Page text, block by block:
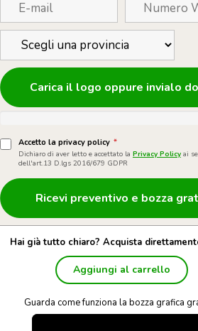
Carica il logo oppure invialo
Accetto la privacy policy *
Dichiaro di aver letto e accettato la Privacy Policy ai
dell'art.13 D.lgs 2016/679 GDPR
Hai già tutto chiaro? Acquista
Aggiungi al carrello
Guarda come funziona la bozza grafica